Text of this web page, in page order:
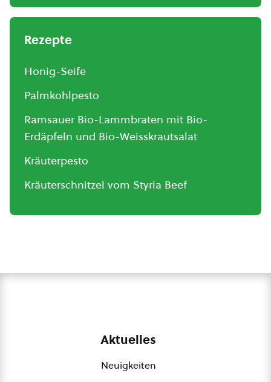
Rezepte
Honig-Seife
Palmkohlpesto
Ramsauer Bio-Lammbraten mit Bio-
Erdäpfeln und Bio-Weisskrautsalat
Kräuterpesto
Kräuterschnitzel vom Styria Beef
Aktuelles
Neuigkeiten